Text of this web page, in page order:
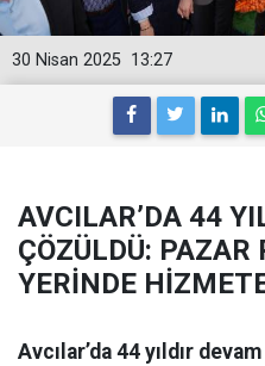
13:27
30 Nisan 2025
AVCILAR’DA 44
ÇÖZÜLDÜ: PAZAR
YERİNDE
Avcılar’da 44 yıldır